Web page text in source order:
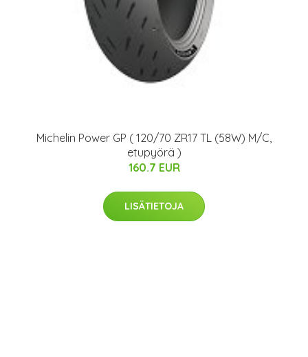
Michelin Power GP ( 120/70 ZR17 TL (58W) M/C,
etupyörä )
160.7 EUR
LISÄTIETOJA